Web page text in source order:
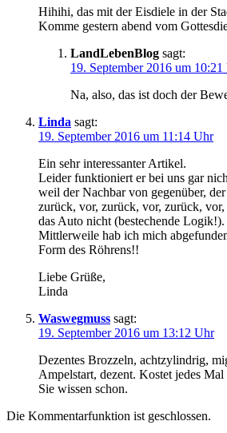
Hihihi, das mit der Eisdiele in der
Komme gestern abend vom
LandLebenBlog sagt:
19. September 2016 um
Na, also, das ist doch der
Linda sagt:
19. September 2016 um 11:14 Uhr
Ein sehr interessanter Artikel.
Leider funktioniert er bei uns gar
weil der Nachbar von gegenüber,
zurück, vor, zurück, vor, zurück,
das Auto nicht (bestechende Logik!).
Mittlerweile hab ich mich
Form des Röhrens!!
Liebe Grüße,
Linda
Waswegmuss sagt:
19. September 2016 um 13:12 Uhr
Dezentes Brozzeln, achtzylindrig,
Ampelstart, dezent. Kostet jedes
Sie wissen schon.
Die Kommentarfunktion ist geschlossen.